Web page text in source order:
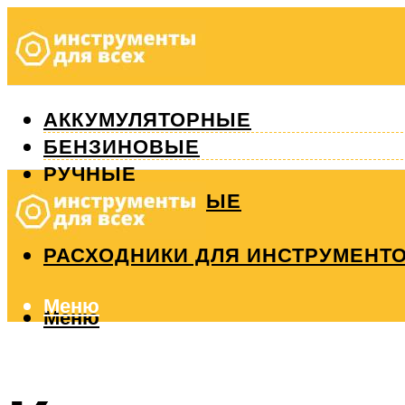
АККУМУЛЯТОРНЫЕ
БЕНЗИНОВЫЕ
РУЧНЫЕ
ИЗМЕРИТЕЛЬНЫЕ
РЕМОНТ
РАСХОДНИКИ ДЛЯ
Меню
Меню